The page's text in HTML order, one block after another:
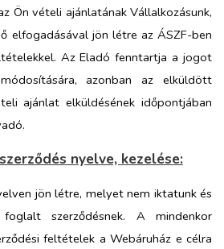
Ön vételi ajánlatának Vállalkozásunk,
elfogadásával jön létre az ÁSZF-ben
Az Eladó fenntartja a jogot
azonban az elküldött
ajánlat elküldésének időpontjában
nyelve, kezelése:
jön létre, melyet nem iktatunk és
szerződésnek. A mindenkor
feltételek a Webáruház e célra